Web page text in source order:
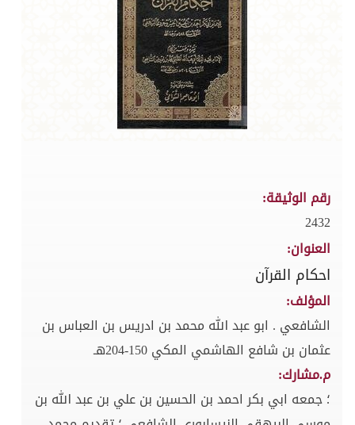
رقم الوثيقة:
2432
العنوان:
احكام القرآن
المؤلف:
الشافعي . ابو عبد الله محمد بن ادريس بن العباس بن
عثمان بن شافع الهاشمي المكي 150-204هـ
م.مشارك:
؛ جمعه ابي بكر احمد بن الحسين بن علي بن عبد الله بن